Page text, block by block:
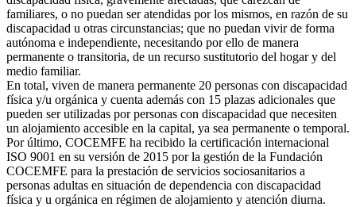
familiares, o no puedan ser atendidas por los mismos, en razón de su
discapacidad u otras circunstancias; que no puedan vivir de forma
autónoma e independiente, necesitando por ello de manera
permanente o transitoria, de un recurso sustitutorio del hogar y del
medio familiar.
En total, viven de manera permanente 20 personas con discapacidad
física y/u orgánica y cuenta además con 15 plazas adicionales que
pueden ser utilizadas por personas con discapacidad que necesiten
un alojamiento accesible en la capital, ya sea permanente o temporal.
Por último, COCEMFE ha recibido la certificación internacional
ISO 9001 en su versión de 2015 por la gestión de la Fundación
COCEMFE para la prestación de servicios sociosanitarios a
personas adultas en situación de dependencia con discapacidad
física y u orgánica en régimen de alojamiento y atención diurna.